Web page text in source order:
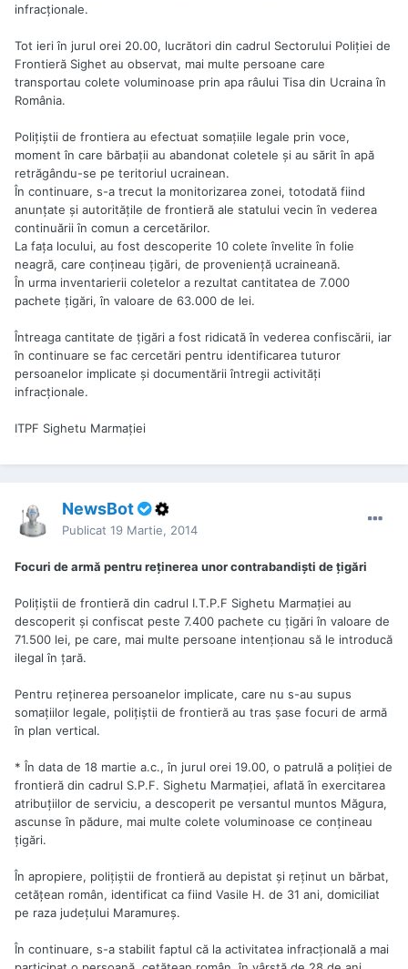
infracţionale.
Tot ieri în jurul orei 20.00, lucrători din cadrul Sectorului Poliţiei de
Frontieră Sighet au observat, mai multe persoane care
transportau colete voluminoase prin apa râului Tisa din Ucraina în
România.
Poliţiştii de frontiera au efectuat somaţiile legale prin voce,
moment în care bărbaţii au abandonat coletele şi au sărit în apă
retrăgându-se pe teritoriul ucrainean.
În continuare, s-a trecut la monitorizarea zonei, totodată fiind
anunţate şi autorităţile de frontieră ale statului vecin în vederea
continuării în comun a cercetărilor.
La faţa locului, au fost descoperite 10 colete învelite în folie
neagră, care conţineau ţigări, de provenienţă ucraineană.
În urma inventarierii coletelor a rezultat cantitatea de 7.000
pachete ţigări, în valoare de 63.000 de lei.
Întreaga cantitate de ţigări a fost ridicată în vederea confiscării, iar
în continuare se fac cercetări pentru identificarea tuturor
persoanelor implicate şi documentării întregii activităţi
infracţionale.
ITPF Sighetu Marmației
NewsBot
Publicat 19 Martie, 2014
Focuri de armă pentru reţinerea unor contrabandişti de ţigări
Poliţiştii de frontieră din cadrul I.T.P.F Sighetu Marmaţiei au
descoperit şi confiscat peste 7.400 pachete cu ţigări în valoare de
71.500 lei, pe care, mai multe persoane intenţionau să le introducă
ilegal în ţară.
Pentru reţinerea persoanelor implicate, care nu s-au supus
somaţiilor legale, poliţiştii de frontieră au tras şase focuri de armă
în plan vertical.
* În data de 18 martie a.c., în jurul orei 19.00, o patrulă a poliţiei de
frontieră din cadrul S.P.F. Sighetu Marmaţiei, aflată în exercitarea
atribuţiilor de serviciu, a descoperit pe versantul muntos Măgura,
ascunse în pădure, mai multe colete voluminoase ce conţineau
ţigări.
În apropiere, poliţiştii de frontieră au depistat şi reţinut un bărbat,
cetăţean român, identificat ca fiind Vasile H. de 31 ani, domiciliat
pe raza judeţului Maramureş.
În continuare, s-a stabilit faptul că la activitatea infracţională a mai